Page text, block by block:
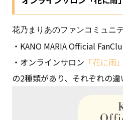
花乃まりあのファンコミュニ
・KANO MARIA Official
・オンラインサロン 「花に雨」
の2種類があり、それぞれの違